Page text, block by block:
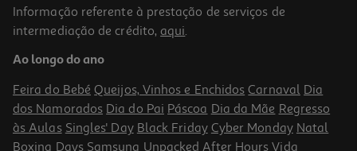
Rato Gaming Recarreg Qilive 600181382 C/cabo Usb-C Q.3382
29.99 €/un
29,99 €
Informação referente à prestação de serviços de
intermediação de crédito, aqui.
Ao longo do ano
Feira do Bebé Queijos, Vinhos e Enchidos Carnaval Dia
dos Namorados Dia do Pai Páscoa Dia da Mãe Regresso
às Aulas Singles' Day Black Friday Cyber Monday Natal
Boxing Days Samsung Unpacked After Hours Vida